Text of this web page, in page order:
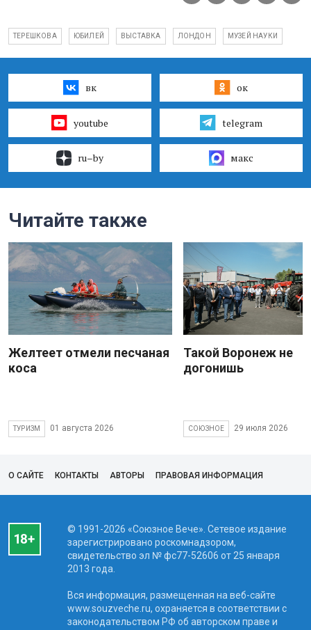
ТЕРЕШКОВА ЮБИЛЕЙ ВЫСТАВКА ЛОНДОН МУЗЕЙ НАУКИ
вк ок
youtube telegram
ru–by макс
Читайте также
Желтеет отмели песчаная
коса
ТУРИЗМ 01 августа 2026
Такой Воронеж не
догонишь
СОЮЗНОЕ 29 июля 2026
О САЙТЕ КОНТАКТЫ АВТОРЫ ПРАВОВАЯ ИНФОРМАЦИЯ
© 1991-2026 «Союзное Вече». Сетевое издание
зарегистрировано роскомнадзором,
свидетельство эл № фc77-52606 от 25 января
2013 года.
Вся информация, размещенная на веб-сайте
www.souzveche.ru, охраняется в соответствии с
законодательством РФ об авторском праве и